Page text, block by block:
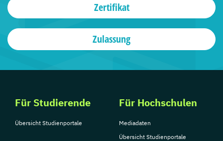
Zertifikat
Zulassung
Für Studierende
Übersicht Studienportale
Für Hochschulen
Mediadaten
Übersicht Studienportale